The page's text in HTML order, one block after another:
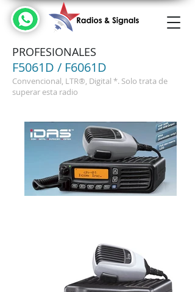
PROFESIONALES
F5061D / F6061D
Convencional, LTR®, Digital *. Solo trata de
superar esta radio